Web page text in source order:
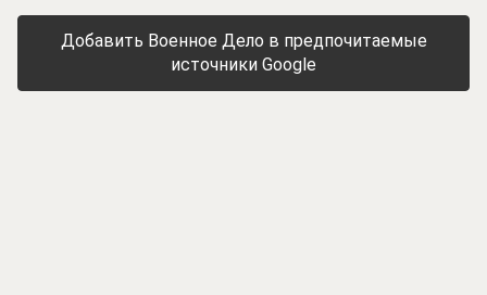
Добавить Военное Дело в предпочитаемые
источники Google